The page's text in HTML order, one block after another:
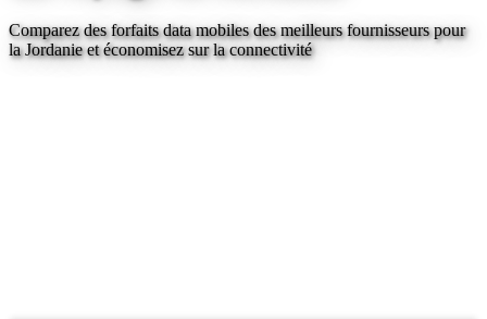
Comparez des forfaits data mobiles des meilleurs fournisseurs pour
la Jordanieet économisez sur la connectivité